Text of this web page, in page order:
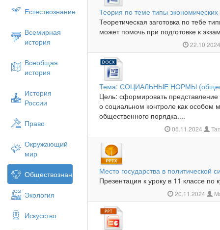
Естествознание
Всемирная
история
Всеобщая
история
История
России
Право
Окружающий
мир
Обществознание
Экология
Искусство
Теория по теме типы экономических
Теоретическая заготовка по тебе
может помочь при подготовке к
Тема: СОЦИАЛЬНЫЕ НОРМЫ
Цель: сформировать
о социальном контроле как особом
общественного порядка....
05.11.2024
Место государства в политической
Презентация к уроку в 11 классе по
20.11.2024